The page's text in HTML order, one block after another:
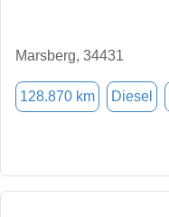
Marsberg, 34431
128.870 km Diesel